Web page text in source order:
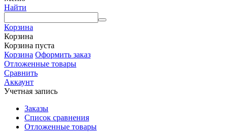
Найти
Корзина
Корзина
Корзина пуста
Корзина Оформить заказ
Отложенные товары
Сравнить
Аккаунт
Учетная запись
Заказы
Список сравнения
Отложенные товары